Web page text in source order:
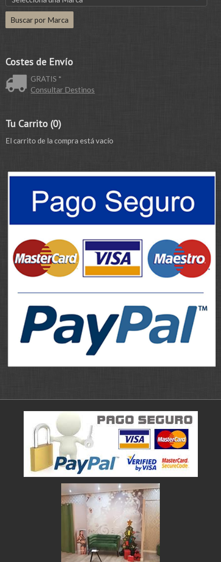
Costes de Envío
GRATIS *
Consultar Destinos
Tu Carrito (0)
El carrito de la compra está vacío